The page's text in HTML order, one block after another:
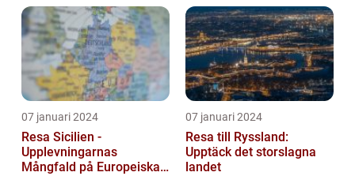
07 januari 2024
Resa Sicilien -
Upplevningarnas
Mångfald på Europeiska
07 januari 2024
Resa till Ryssland:
Upptäck det storslagna
landet